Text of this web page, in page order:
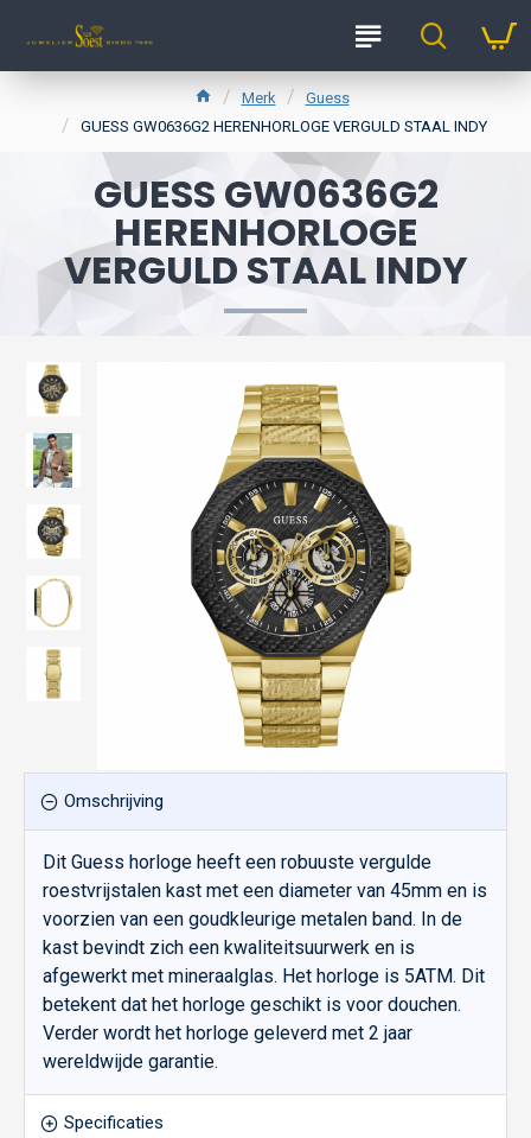
Merk
Guess
GUESS GW0636G2 HERENHORLOGE VERGULD STAAL INDY
GUESS GW0636G2
HERENHORLOGE
VERGULD STAAL INDY
Omschrijving
Dit Guess horloge heeft een robuuste vergulde
roestvrijstalen kast met een diameter van 45mm en is
voorzien van een goudkleurige metalen band. In de
kast bevindt zich een kwaliteitsuurwerk en is
afgewerkt met mineraalglas. Het horloge is 5ATM. Dit
betekent dat het horloge geschikt is voor douchen.
Verder wordt het horloge geleverd met 2 jaar
wereldwijde garantie.
Specificaties